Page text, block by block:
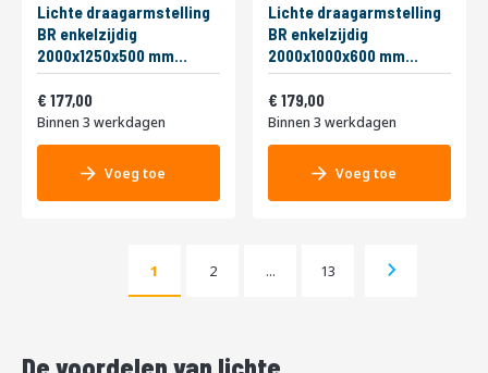
Lichte draagarmstelling
BR enkelzijdig
2000x1250x500 mm
(hxbxd) 3 niveaus
aanbouwsectie
Vanaf
177,00
Binnen 3 werkdagen
Voeg toe
Lichte draagarmstelling
BR enkelzijdig
2000x1000x600 mm
(hxbxd) 3 niveaus
aanbouwsectie
Vanaf
179,00
Binnen 3 werkdagen
Voeg toe
Pagina
U lees momenteel pagina
1 Pagina
2 ... Pagina
13 Pagina
Volgende